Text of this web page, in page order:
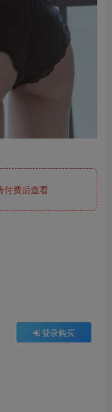
费后查看
登录购买